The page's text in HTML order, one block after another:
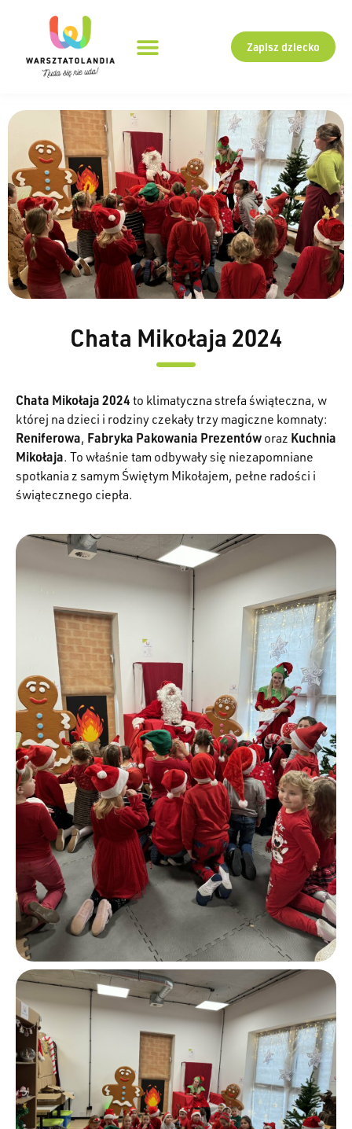
Zapisz dziecko
Chata Mikołaja 2024
Chata Mikołaja 2024 to klimatyczna strefa świąteczna, w
której na dzieci i rodziny czekały trzy magiczne komnaty:
Reniferowa, Fabryka Pakowania Prezentów oraz Kuchnia
Mikołaja. To właśnie tam odbywały się niezapomniane
spotkania z samym Świętym Mikołajem, pełne radości i
świątecznego ciepła.